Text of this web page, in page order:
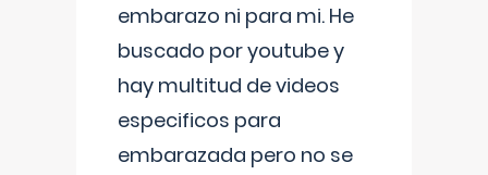
embarazo ni para mi. He
buscado por youtube y
hay multitud de videos
especificos para
embarazada pero no se